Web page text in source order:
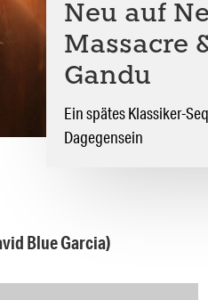
Neu auf
Massacre
Gandu
Ein spätes Klassiker-
Dagegensein
Blue Garcia)